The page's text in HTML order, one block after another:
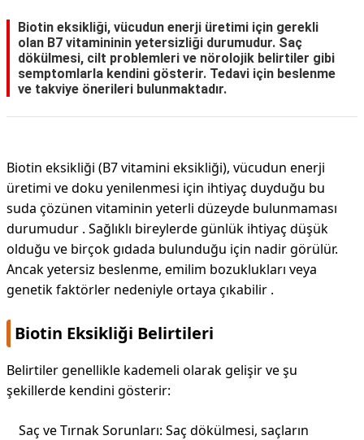
Biotin eksikliği, vücudun enerji üretimi için gerekli
olan B7 vitamininin yetersizliği durumudur. Saç
dökülmesi, cilt problemleri ve nörolojik belirtiler gibi
semptomlarla kendini gösterir. Tedavi için beslenme
ve takviye önerileri bulunmaktadır.
Biotin eksikliği (B7 vitamini eksikliği), vücudun enerji
üretimi ve doku yenilenmesi için ihtiyaç duyduğu bu
suda çözünen vitaminin yeterli düzeyde bulunmaması
durumudur . Sağlıklı bireylerde günlük ihtiyaç düşük
olduğu ve birçok gıdada bulunduğu için nadir görülür.
Ancak yetersiz beslenme, emilim bozuklukları veya
genetik faktörler nedeniyle ortaya çıkabilir .
Biotin Eksikliği Belirtileri
Belirtiler genellikle kademeli olarak gelişir ve şu
şekillerde kendini gösterir:
Saç ve Tırnak Sorunları: Saç dökülmesi, saçların